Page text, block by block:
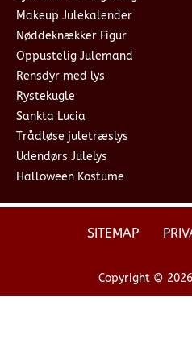
Makeup Julekalender
Nøddeknækker Figur
Oppustelig Julemand
Rensdyr med lys
Rystekugle
Sankta Lucia
Trådløse juletræslys
Udendørs Julelys
Halloween Kostume
SITEMAP
Copyright ©